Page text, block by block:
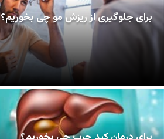
برای جلوگیری از ریزش مو چی بخوریم؟